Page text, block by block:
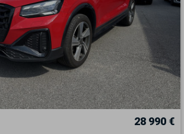
28 990 €